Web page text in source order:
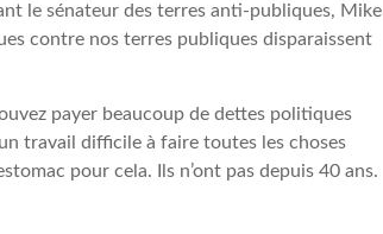
le sénateur des terres anti-publiques, Mike
contre nos terres publiques disparaissent
payer beaucoup de dettes politiques
travail difficile à faire toutes les choses
pour cela. Ils n’ont pas depuis 40 ans.